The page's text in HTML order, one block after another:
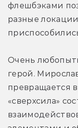
флешбэками
разные
Очень
герой.
превращается
«сверхсила»